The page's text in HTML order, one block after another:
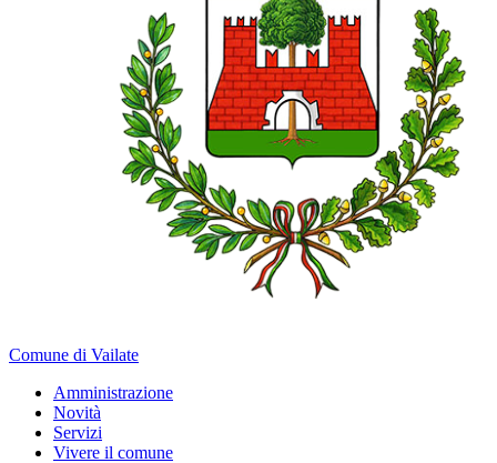
Comune di Vailate
Amministrazione
Novità
Servizi
Vivere il comune